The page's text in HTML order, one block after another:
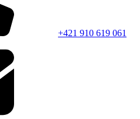
+421 910 619 061